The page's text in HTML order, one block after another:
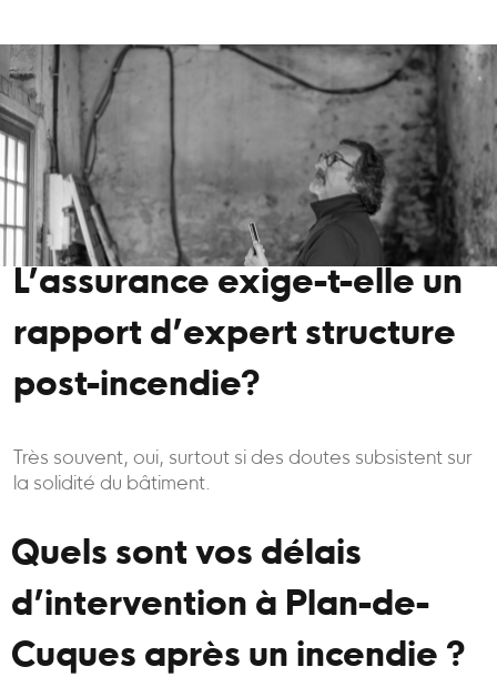
L’assurance exige-t-elle un
rapport d’expert structure
post-incendie?
Très souvent, oui, surtout si des doutes subsistent sur
la solidité du bâtiment.
Quels sont vos délais
d’intervention à Plan-de-
Cuques après un incendie ?